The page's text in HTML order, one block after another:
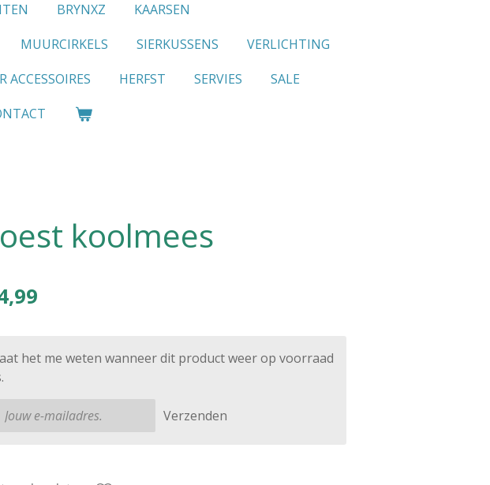
BRYNXZ
KAARSEN
MUURCIRKELS SIERKUSSENS
VERLICHTING
ACCESSOIRES HERFST SERVIES
SALE
koolmees
het me weten wanneer dit product weer op voorraad
Verzenden